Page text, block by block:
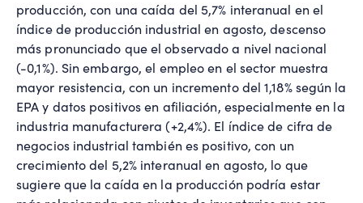
producción, con una caída del 5,7% interanual en el
índice de producción industrial en agosto, descenso
más pronunciado que el observado a nivel nacional
(-0,1%). Sin embargo, el empleo en el sector muestra
mayor resistencia, con un incremento del 1,18% según la
EPA y datos positivos en afiliación, especialmente en la
industria manufacturera (+2,4%). El índice de cifra de
negocios industrial también es positivo, con un
crecimiento del 5,2% interanual en agosto, lo que
sugiere que la caída en la producción podría estar